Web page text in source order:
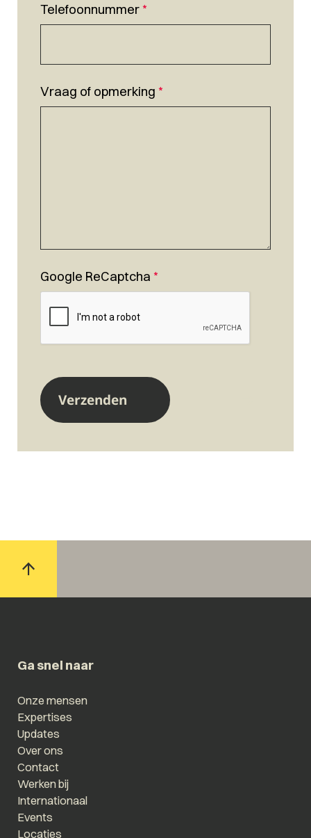
Telefoonnummer*
Vraag of opmerking *
Google ReCaptcha *
Ga snel naar
Onze mensen
Expertises
Updates
Over ons
Contact
Werken bij
Internationaal
Events
Locaties